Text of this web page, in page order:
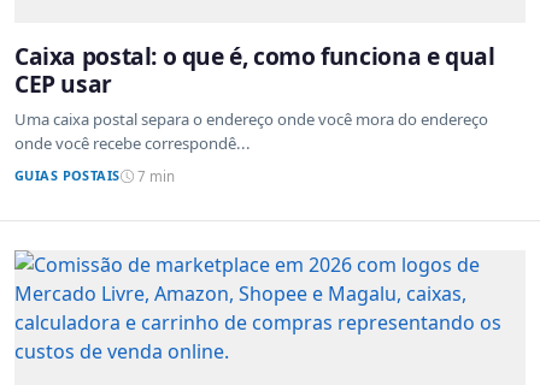
Caixa postal: o que é, como funciona e qual
CEP usar
Uma caixa postal separa o endereço onde você mora do endereço
onde você recebe correspondê...
GUIAS POSTAIS 7 min